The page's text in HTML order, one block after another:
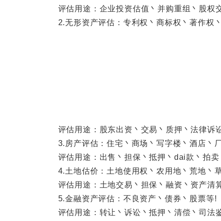
评估用途：企业投资估值丶并购重组丶股权交
2.无形资产评估：专利权丶商标权丶著作权丶
评估用途：股东出资丶交易丶质押丶法律诉
3.房产评估：住宅丶商场丶写字楼丶酒店丶厂
评估用途：出售丶担保丶抵押丶dai款丶拍卖
4.土地估价：土地使用权丶农用地丶荒地丶
评估用途：土地交易丶担保丶融资丶资产清
5.金融资产评估：不良资产丶债券丶股票等!
评估用途：转让丶诉讼丶抵押丶清偿丶司法